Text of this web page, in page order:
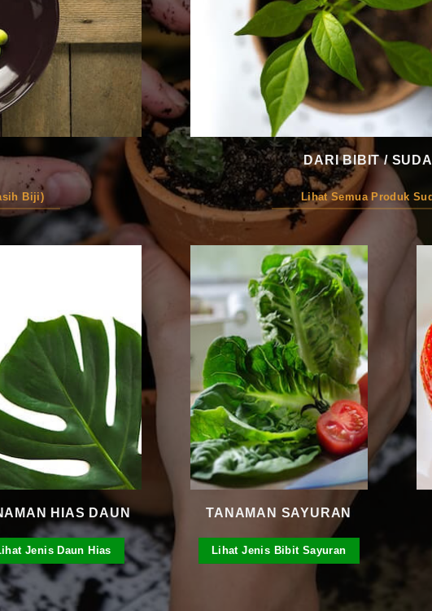
Biji)
DARI BIBIT /
Lihat Semua Produk
HIAS DAUN
Jenis Daun Hias
TANAMAN SAYURAN
Lihat Jenis Bibit Sayuran